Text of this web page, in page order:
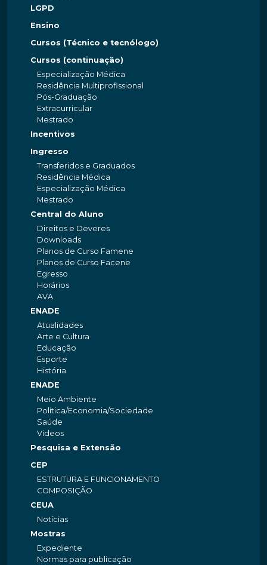
LGPD
Ensino
Cursos (Técnico e tecnólogo)
Cursos (continuação)
Especialização Médica
Residência Multiprofissional
Pós-Graduação
Extracurricular
Mestrado
Incentivos
Ingresso
Transferidos e Graduados
Residência Médica
Especialização Médica
Mestrado
Central do Aluno
Direitos e Deveres
Downloads
Planos de Curso Famene
Planos de Curso Facene
Egresso
Horários
AVA
ENADE
Atualidades
Arte e Cultura
Educação
Esporte
História
ENADE
Meio Ambiente
Política/Economia/Sociedade
Saúde
Videos
Pesquisa e Extensão
CEP
ESTRUTURA E FUNCIONAMENTO
COMPOSIÇÃO
CEUA
Notícias
Mostras
Expediente
Normas para publicação